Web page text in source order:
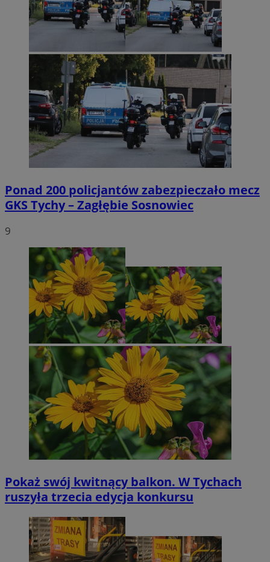
Ponad 200 policjantów zabezpieczało mecz
GKS Tychy – Zagłębie Sosnowiec
9
Pokaż swój kwitnący balkon. W Tychach
ruszyła trzecia edycja konkursu